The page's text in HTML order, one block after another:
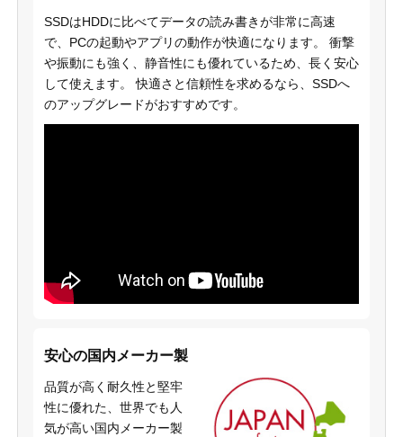
SSDはHDDに比べてデータの読み書きが非常に高速
で、PCの起動やアプリの動作が快適になります。 衝撃
や振動にも強く、静音性にも優れているため、長く安心
して使えます。 快適さと信頼性を求めるなら、SSDへ
のアップグレードがおすすめです。
安心の国内メーカー製
品質が高く耐久性と堅牢
性に優れた、世界でも人
気が高い国内メーカー製